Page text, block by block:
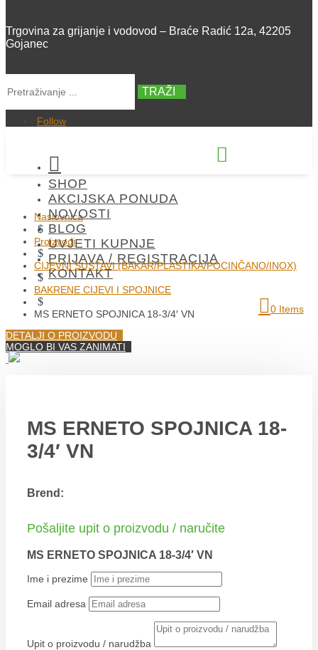
Trgovina za grijanje i vodovod – Braće Radić 12a, 42205
Gojanec
TRAŽI
Follow


SHOP
AKCIJSKA PONUDA
NOVOSTI
BLOG
UVJETI KUPNJE
PRIJAVA / REGISTRACIJA
KONTAKT
0 Items
Naslovnica
$
Proizvodi
$
CIJEVNI SUSTAVI (BAKAR/PLASTIKA/POCINČANO/INOX)
$
BAKRENE CIJEVI I SPOJNICE
$
MS ERNETO SPOJNICA 18-3/4′ VN
DETALJI O PROIZVODU
MOGLO BI VAS ZANIMATI
MS ERNETO SPOJNICA 18-
3/4′ VN
Brend:
Pošaljite upit o proizvodu / naručite
MS ERNETO SPOJNICA 18-3/4′ VN
Ime i prezime
Email adresa
Upit o proizvodu / narudžba